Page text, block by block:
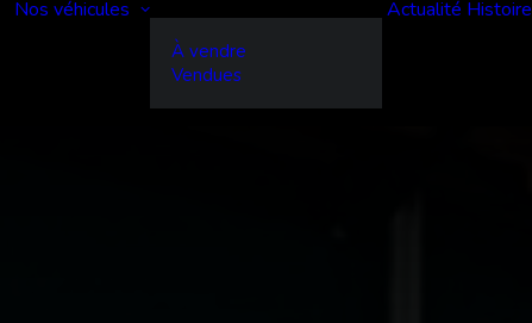
Nos véhicules
À vendre
Vendues
Actualité Histoire